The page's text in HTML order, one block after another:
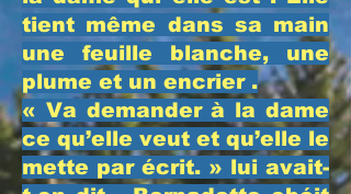
tient même dans sa main
une feuille blanche, une
plume et un encrier .
​« Va demander à la dame
ce qu’elle veut et qu’elle le
mette par écrit. » lui avait-